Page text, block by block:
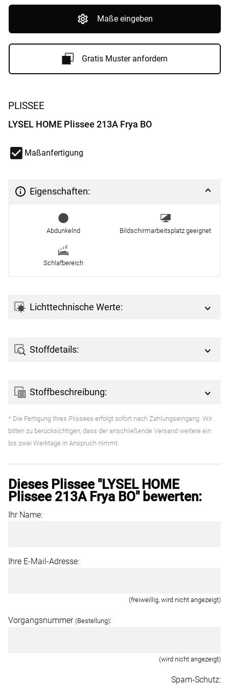
PLISSEE
LYSEL HOME Plissee 213A Frya BO
Maßanfertigung
Eigenschaften:
Abdunkelnd Bildschirmarbeitsplatz geeignet
Schlafbereich
Lichttechnische Werte:
Stoffdetails:
Stoffbeschreibung:
Maße eingeben
Gratis Muster anfordern
* Die Fertigung Ihres Plissees erfolgt sofort nach Zahlungseingang. Wir
bitten zu berücksichtigen, dass der anschließende Versand weitere ein
bis zwei Werktage in Anspruch nimmt.
Dieses Plissee "LYSEL HOME
Plissee 213A Frya BO" bewerten:
Ihr Name:
Ihre E-Mail-Adresse:
(freiweillig, wird nicht angezeigt)
Vorgangsnummer (Bestellung):
(wird nicht angezeigt)
Spam-Schutz: